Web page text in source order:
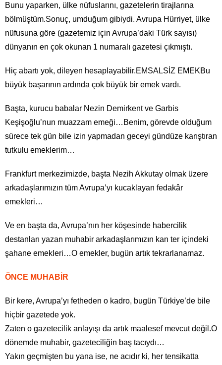
Bunu yaparken, ülke nüfuslarını, gazetelerin tirajlarına
bölmüştüm.Sonuç, umduğum gibiydi. Avrupa Hürriyet, ülke
nüfusuna göre (gazetemiz için Avrupa’daki Türk sayısı)
dünyanın en çok okunan 1 numaralı gazetesi çıkmıştı.
Hiç abartı yok, dileyen hesaplayabilir.EMSALSİZ EMEKBu
büyük başarının ardında çok büyük bir emek vardı.
Başta, kurucu babalar Nezin Demirkent ve Garbis
Keşişoğlu’nun muazzam emeği…Benim, görevde olduğum
sürece tek gün bile izin yapmadan geceyi gündüze karıştıran
tutkulu emeklerim…
Frankfurt merkezimizde, başta Nezih Akkutay olmak üzere
arkadaşlarımızın tüm Avrupa’yı kucaklayan fedakâr
emekleri…
Ve en başta da, Avrupa’nın her köşesinde habercilik
destanları yazan muhabir arkadaşlarımızın kan ter içindeki
şahane emekleri…O emekler, bugün artık tekrarlanamaz.
ÖNCE MUHABİR
Bir kere, Avrupa’yı fetheden o kadro, bugün Türkiye’de bile
hiçbir gazetede yok.
Zaten o gazetecilik anlayışı da artık maalesef mevcut değil.O
dönemde muhabir, gazeteciliğin baş tacıydı…
Yakın geçmişten bu yana ise, ne acıdır ki, her tensikatta